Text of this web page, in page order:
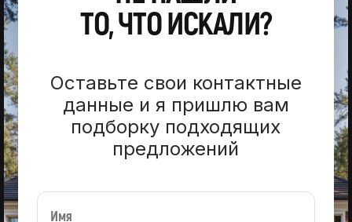
ТО, ЧТО ИСКАЛИ?
Оставьте свои контактные
данные и я пришлю вам
подборку подходящих
предложений